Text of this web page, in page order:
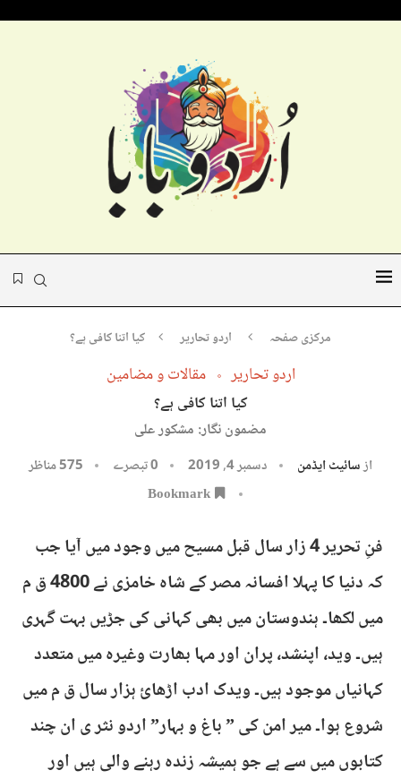
مرکزی صفحہ اردو تحاریر کیا اتنا کافی ہے؟
اردو تحاریر مقالات و مضامین
کیا اتنا کافی ہے؟
مضمون نگار: مشکور علی​
ازسائیٹ ایڈمن دسمبر 4, 2019 0 تبصرے 575مناظر
Bookmark
فنِ تحریر 4 زار سال قبل مسیح میں وجود میں آیا جب
کہ دنیا کا پہلا افسانہ مصر کے شاہ خامزی نے 4800 ق م
میں لکھا۔ ہندوستان میں بھی کہانی کی جڑیں بہت گہری
ہیں۔ وید، اپنشد، پران اور مہا بھارت وغیرہ میں متعدد
کہانیاں موجود ہیں۔ ویدک ادب اڑھائ ہزار سال ق م میں
شروع ہوا۔ میر امن کی ” باغ و بہار” اردو نثر ی ان چند
کتابوں میں سے ہے جو ہمیشہ زندہ رہنے والی ہیں اور